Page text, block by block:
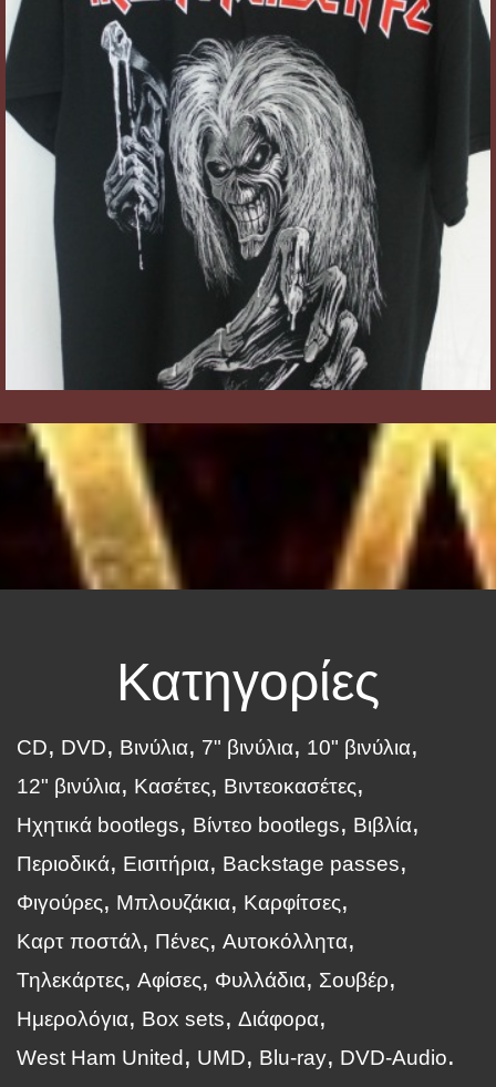
Κατηγορίες
CD DVD Βινύλια 7" βινύλια
10" βινύλια
12" βινύλια
Κασέτες
Βιντεοκασέτες
Ηχητικά bootlegs
Βίντεο bootlegs
Βιβλία
Περιοδικά
Εισιτήρια
Backstage passes
Φιγούρες
Μπλουζάκια
Καρφίτσες
Καρτ ποστάλ
Πένες
Αυτοκόλλητα
Τηλεκάρτες
Αφίσες Φυλλάδια
Σουβέρ
Ημερολόγια
Box sets
Διάφορα
West Ham United
UMD Blu-ray DVD-Audio